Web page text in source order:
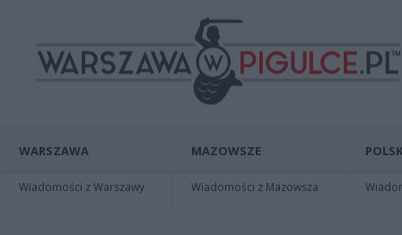
WARSZAWA
Wiadomości z Warszawy
MAZOWSZE
Wiadomości z Mazowsza